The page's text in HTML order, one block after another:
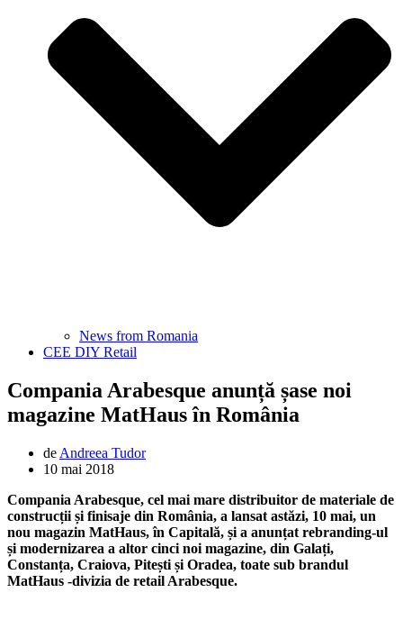
News from Romania
CEE DIY Retail
Compania Arabesque anunță șase noi
magazine MatHaus în România
de Andreea Tudor
10 mai 2018
Compania Arabesque, cel mai mare distribuitor de materiale de
construcții și finisaje din România, a lansat astăzi, 10 mai, un
nou magazin MatHaus, în Capitală, și a anunțat rebranding-ul
și modernizarea a altor cinci noi magazine, din Galați,
Constanța, Craiova, Pitești și Oradea, toate sub brandul
MatHaus -divizia de retail Arabesque.